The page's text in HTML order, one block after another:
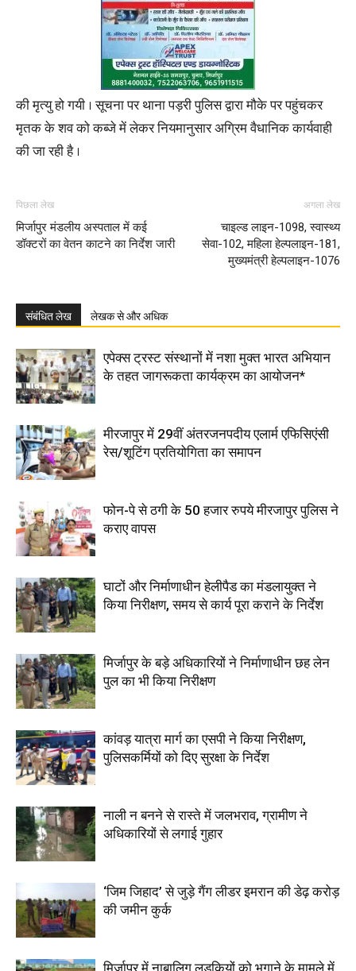
की मृत्यु हो गयी । सूचना पर थाना पड़री पुलिस द्वारा मौके पर पहुंचकर
मृतक के शव को कब्जे में लेकर नियमानुसार अग्रिम वैधानिक कार्यवाही
की जा रही है ।
पिछला लेख
मिर्जापुर मंडलीय अस्पताल में कई
डॉक्टरों का वेतन काटने का निर्देश जारी
अगला लेख
चाइल्ड लाइन-1098, स्वास्थ्य
सेवा-102, महिला हेल्पलाइन-181,
मुख्यमंत्री हेल्पलाइन-1076
संबंधित लेख लेखक से और अधिक
एपेक्स ट्रस्ट संस्थानों में नशा मुक्त भारत अभियान
के तहत जागरूकता कार्यक्रम का आयोजन*
मीरजापुर में 29वीं अंतरजनपदीय एलार्म एफिसिएंसी
रेस/शूटिंग प्रतियोगिता का समापन
फोन-पे से ठगी के 50 हजार रुपये मीरजापुर पुलिस ने
कराए वापस
घाटों और निर्माणाधीन हेलीपैड का मंडलायुक्त ने
किया निरीक्षण, समय से कार्य पूरा कराने के निर्देश
मिर्जापुर के बड़े अधिकारियों ने निर्माणाधीन छह लेन
पुल का भी किया निरीक्षण
कांवड़ यात्रा मार्ग का एसपी ने किया निरीक्षण,
पुलिसकर्मियों को दिए सुरक्षा के निर्देश
नाली न बनने से रास्ते में जलभराव, ग्रामीण ने
अधिकारियों से लगाई गुहार
‘जिम जिहाद’ से जुड़े गैंग लीडर इमरान की डेढ़ करोड़
की जमीन कुर्क
मिर्जापुर में नाबालिग लड़कियों को भगाने के मामले में